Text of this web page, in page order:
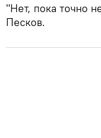
"Нет, пока точно
Песков.